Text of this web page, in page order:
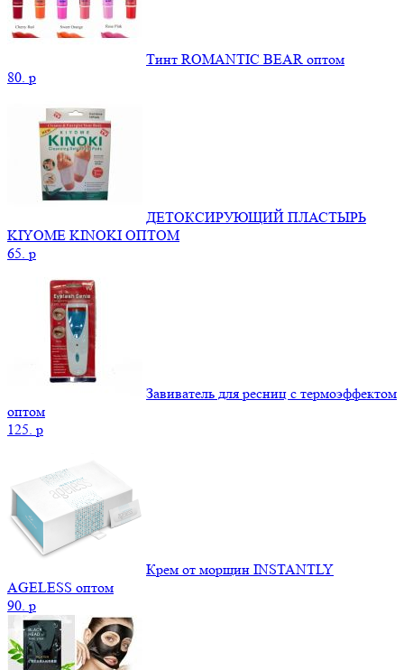
Тинт ROMANTIC BEAR оптом
80. p
ДЕТОКСИРУЮЩИЙ ПЛАСТЫРЬ
KIYOME KINOKI ОПТОМ
65. p
Завиватель для ресниц с термоэффектом
оптом
125. p
Крем от морщин INSTANTLY
AGELESS оптом
90. p